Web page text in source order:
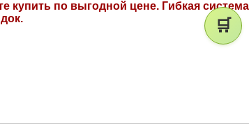
купить по выгодной цене. Гибкая система
🛒